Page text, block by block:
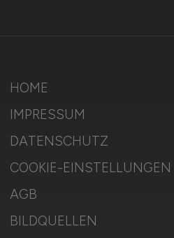
HOME
IMPRESSUM
DATENSCHUTZ
COOKIE-EINSTELLUNGEN
AGB
BILDQUELLEN